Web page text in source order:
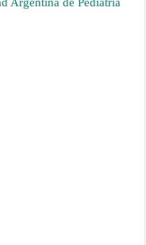
Argentina de Pediatría